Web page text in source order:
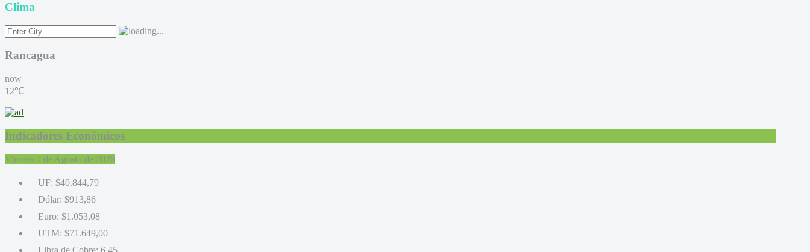
Clima
Rancagua
now
12℃
Indicadores Económicos
Viernes 7 de Agosto de 2026
UF: $40.844,79
Dólar: $913,86
Euro: $1.053,08
UTM: $71.649,00
Libra de Cobre: 6,45